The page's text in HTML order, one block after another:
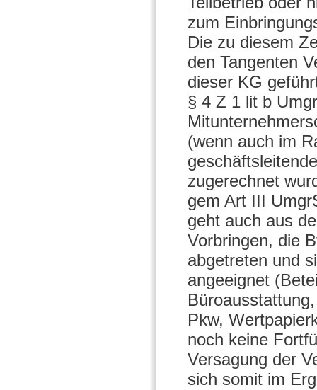
zum
Die zu diesem
den Tangenten
dieser KG
§ 4 Z 1 lit b
(wenn auch im
zugerechnet
gem Art III
geht auch aus
Vorbringen, die
abgetreten und
angeeignet
Pkw,
noch keine
Versagung der
sich somit im